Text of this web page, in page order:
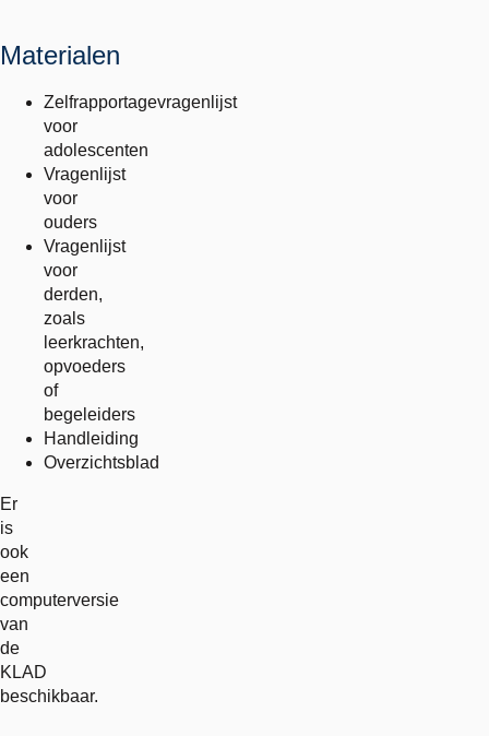
Materialen
Zelfrapportagevragenlijst
voor
adolescenten
Vragenlijst
voor
ouders
Vragenlijst
voor
derden,
zoals
leerkrachten,
opvoeders
of
begeleiders
Handleiding
Overzichtsblad
Er
is
ook
een
computerversie
van
de
KLAD
beschikbaar.